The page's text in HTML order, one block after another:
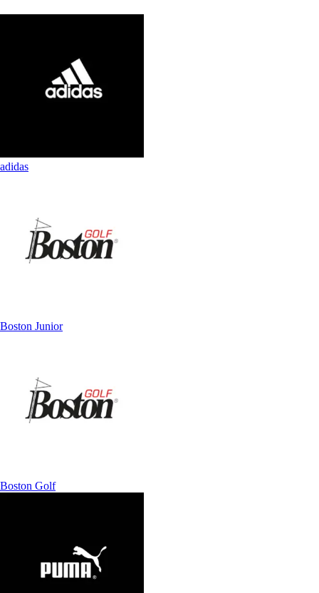
adidas
Boston Junior
Boston Golf